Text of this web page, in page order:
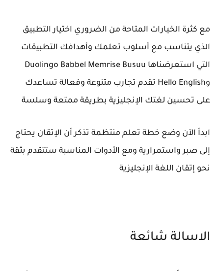
مع كثرة الخيارات المتاحة من الضروري اختيار التطبيق
الذي يتناسب مع أسلوب تعلمك وأهدافك التطبيقات
التي استعرضناها Duolingo Babbel Memrise Busuu
وHello English تقدم تجارب متنوعة وفعالة تساعدك
على تحسين لغتك الإنجليزية بطريقة ممتعة وسلسة
ابدأ الآن وضع خطة تعلم منتظمة تذكر أن الإتقان يحتاج
إلى صبر واستمرارية ومع الأدوات المناسبة ستتقدم بثقة
نحو إتقان اللغة الإنجليزية
الاسالة شائعة